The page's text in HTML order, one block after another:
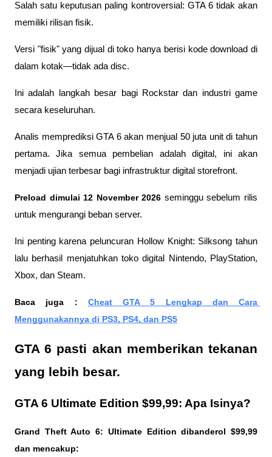
Salah satu keputusan paling kontroversial: GTA 6 tidak akan
memiliki rilisan fisik.
Versi "fisik" yang dijual di toko hanya berisi kode download di
dalam kotak—tidak ada disc.
Ini adalah langkah besar bagi Rockstar dan industri game
secara keseluruhan.
Analis memprediksi GTA 6 akan menjual 50 juta unit di tahun
pertama. Jika semua pembelian adalah digital, ini akan
menjadi ujian terbesar bagi infrastruktur digital storefront.
Preload dimulai 12 November 2026 seminggu sebelum rilis
untuk mengurangi beban server.
Ini penting karena peluncuran Hollow Knight: Silksong tahun
lalu berhasil menjatuhkan toko digital Nintendo, PlayStation,
Xbox, dan Steam.
Baca juga : Cheat GTA 5 Lengkap dan Cara
Menggunakannya di PS3, PS4, dan PS5
GTA 6 pasti akan memberikan tekanan
yang lebih besar.
GTA 6 Ultimate Edition $99,99: Apa Isinya?
Grand Theft Auto 6: Ultimate Edition dibanderol $99,99
dan mencakup: